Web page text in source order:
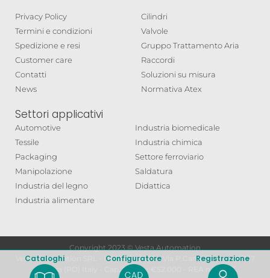
Cataloghi Configuratore Registrazione
Privacy Policy
Termini e condizioni
Spedizione e resi
Customer care
Contatti
News
Cilindri
Valvole
Gruppo Trattamento Aria
Raccordi
Soluzioni su misura
Normativa Atex
Settori applicativi
Automotive
Tessile
Packaging
Manipolazione
Industria del legno
Industria alimentare
Industria biomedicale
Industria chimica
Settore ferroviario
Saldatura
Didattica
Copyright 2023 © Vesta Automation
Vesta Automation SRL - IT03640490284 Via P.Canal, 12 c.a.p. 35137
Padova (PD) Italy - Cap. Soc. i.v. €52.000 - REA n.325195